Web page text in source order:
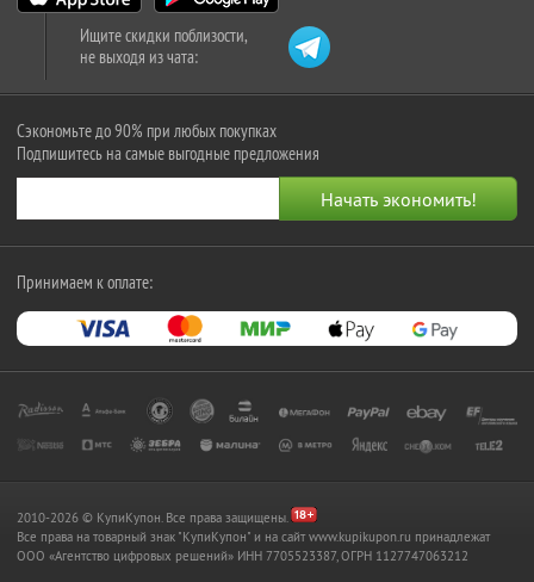
Ищите скидки поблизости,
не выходя из чата:
Сэкономьте до 90% при любых покупках
Подпишитесь на самые выгодные предложения
Принимаем к оплате:
2010-2026 © КупиКупон. Все права защищены.
Все права на товарный знак "КупиКупон" и на сайт www.kupikupon.ru принадлежат
OOO «Агентство цифровых решений» ИНН 7705523387, ОГРН 1127747063212